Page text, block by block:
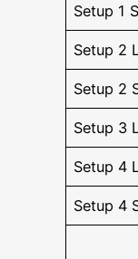
Set­up 1
Set­up 2
Set­up 2
Set­up 3
Set­up 4
Set­up 4